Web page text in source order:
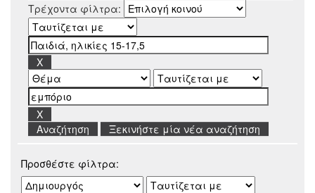
Τρέχοντα φίλτρα:
Ξεκινήστε μία νέα αναζήτηση
Προσθέστε φίλτρα: